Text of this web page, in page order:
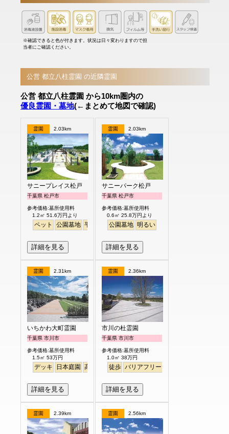
※確認できると色が付きます。状況は日々変わりますので担
当者にご確認ください。
公営 都立八柱霊園 の近隣霊園
公営 都立八柱霊園 から10km圏内の
優良霊園・墓地(←まとめて地図で確認)
霊園 2.03km
サニープレイス松戸
千葉県 松戸市
参考価格:墓所使用料
1.2㎡ 51.6万円より
ペット 公園墓地 平坦 明るい
詳細を見る
霊園 2.03km
サニーパーク松戸
千葉県 松戸市
参考価格:墓所使用料
0.6㎡ 25.8万円より
公園墓地 明るい
詳細を見る
霊園 2.31km
いちかわ大町霊園
千葉県 市川市
参考価格:墓所使用料
1.5㎡ 53万円
デッキ 日本庭園 高級 徒歩 樹木葬 永代供養
詳細を見る
霊園 2.36km
市川の杜霊園
千葉県 市川市
参考価格:墓所使用料
1.0㎡ 38万円
徒歩 バリアフリー
詳細を見る
霊園 2.39km 霊園 2.56km